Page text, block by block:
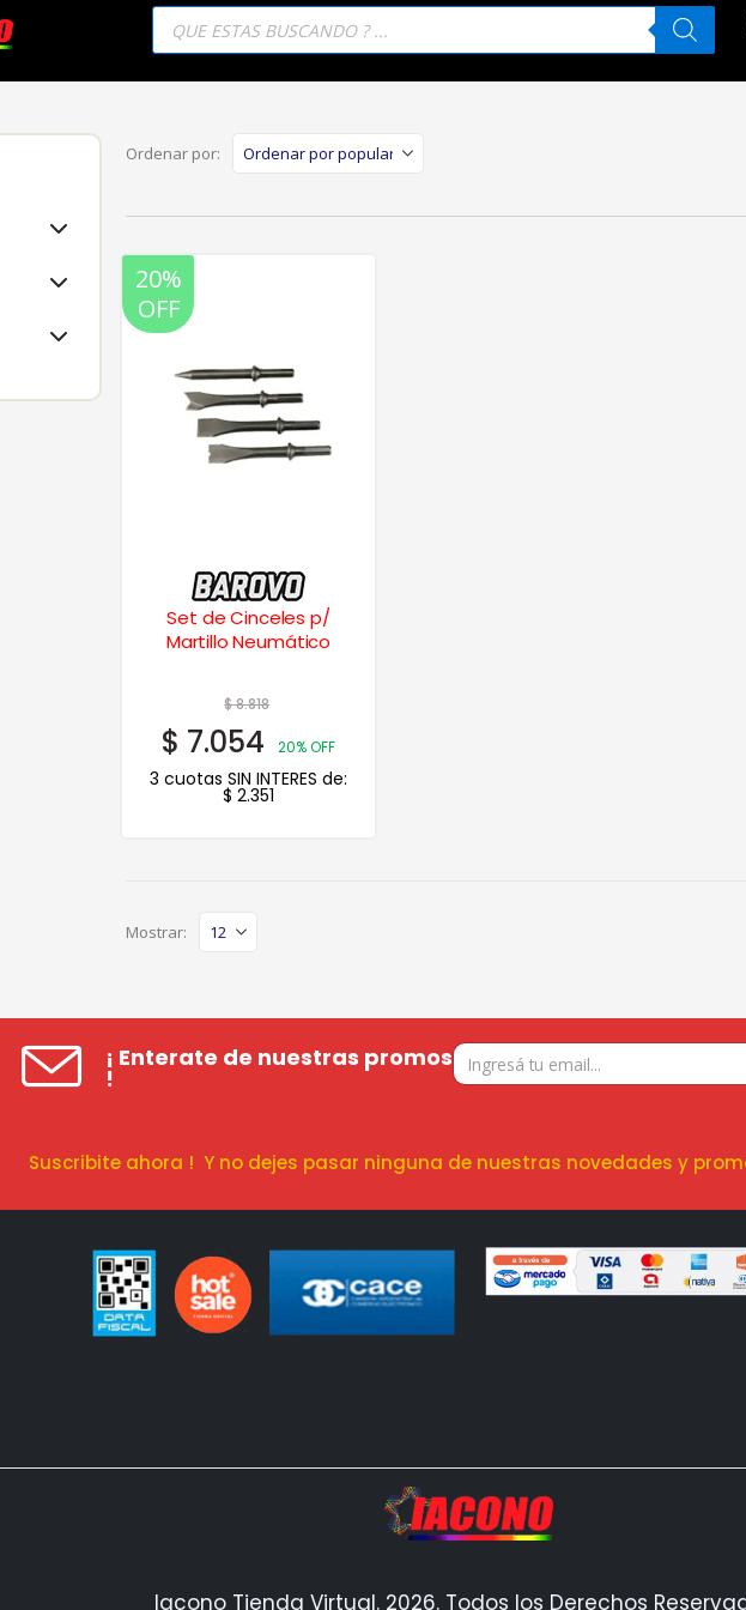
Búsqueda
productos
Ordenar por:
20%
OFF
Set de Cinceles p/
Martillo Neumático
$8.818
$ 7.054 20% OFF
3 cuotas SIN INTERES de:
$ 2.351
Mostrar:
¡ Enterate de nuestras promos
!
Suscribite ahora ! Y no dejes pasar ninguna de nuestras novedades y
Iacono Tienda Virtual. 2026. Todos los Derechos